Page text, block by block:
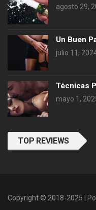
agosto 29,
Un Buen
julio 11,
Técnicas
mayo 1,
TOP REVIEWS
Copyright © 2018-2025 |